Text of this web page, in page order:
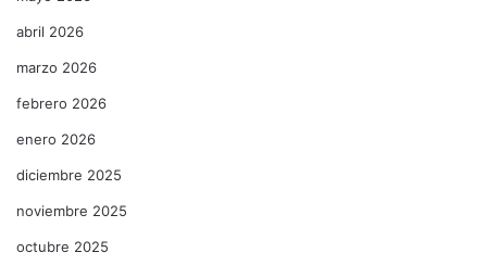
abril 2026
marzo 2026
febrero 2026
enero 2026
diciembre 2025
noviembre 2025
octubre 2025